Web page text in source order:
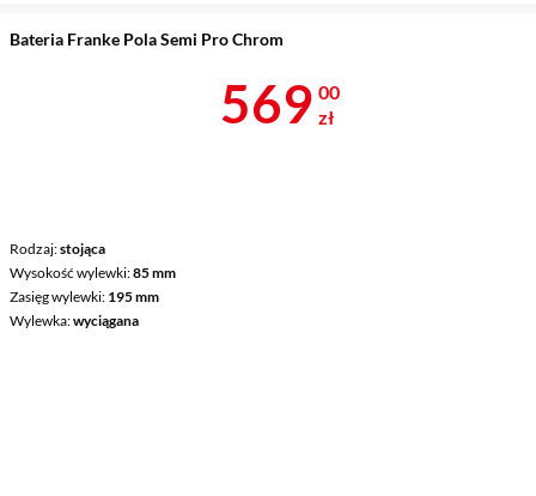
Bateria Franke Pola Semi Pro Chrom
Rodzaj stojąca
Wysokość wylewki 85 mm
Zasięg wylewki 195 mm
Wylewka wyciągana
Cena 569 zł
569 00
zł